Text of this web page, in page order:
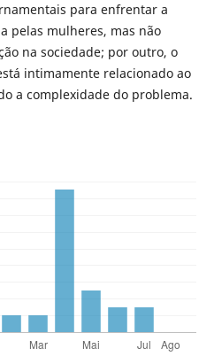
para enfrentar a
pelas mulheres, mas não
na sociedade; por outro, o
intimamente relacionado ao
a complexidade do problema.